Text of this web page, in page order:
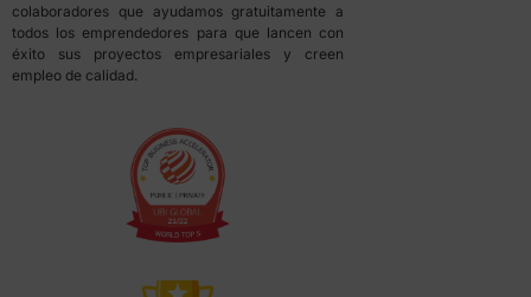
colaboradores que ayudamos gratuitamente a
todos los emprendedores para que lancen con
éxito sus proyectos empresariales y creen
empleo de calidad.